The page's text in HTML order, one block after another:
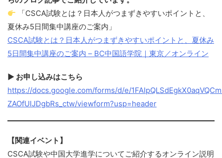
「CSCA試験とは？日本人がつまずきやすいポイントと、
夏休み5日間集中講座のご案内」
CSCA試験とは？日本人がつまずきやすいポイントと、夏休み
5日間集中講座のご案内 – BC中国語学院｜東京／オンライン
▶ お申し込みはこちら
https://docs.google.com/forms/d/e/
ZAOfUIJDgbRs_ctw/viewform?usp=header
【関連イベント】
CSCA試験や中国大学進学についてご紹介するオンライン説明